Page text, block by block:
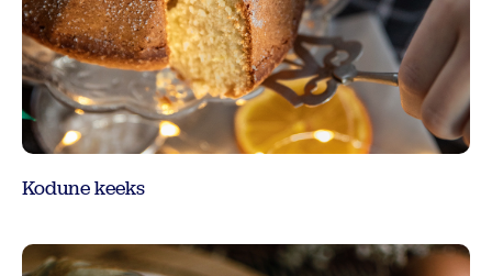
Kodune keeks